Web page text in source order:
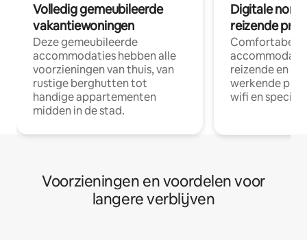
Volledig gemeubileerde
vakantiewoningen
Deze gemeubileerde
accommodaties hebben alle
voorzieningen van thuis, van
rustige berghutten tot
handige appartementen
midden in de stad.
Digitale
reizende
Comfortabele
reizende en
werkende
wifi en
Voorzieningen en voordelen voor
langere verblijven